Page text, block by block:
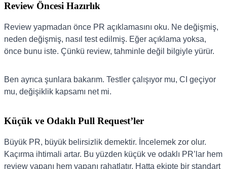
Review Öncesi Hazırlık
Review yapmadan önce PR açıklamasını oku. Ne değişmiş,
neden değişmiş, nasıl test edilmiş. Eğer açıklama yoksa,
önce bunu iste. Çünkü review, tahminle değil bilgiyle yürür.
Ben ayrıca şunlara bakarım. Testler çalışıyor mu, CI geçiyor
mu, değişiklik kapsamı net mi.
Küçük ve Odaklı Pull Request’ler
Büyük PR, büyük belirsizlik demektir. İncelemek zor olur.
Kaçırma ihtimali artar. Bu yüzden küçük ve odaklı PR’lar hem
review yapanı hem yapanı rahatlatır. Hatta ekipte bir standart